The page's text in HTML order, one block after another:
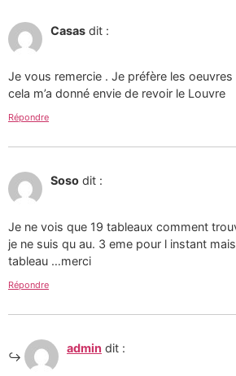
Casas dit :
Je vous remercie . Je préfère les
cela m’a donné envie de revoir le Louvre
Répondre
Soso dit :
Je ne vois que 19 tableaux comment
je ne suis qu au. 3 eme pour l instant
tableau …merci
Répondre
admin dit :